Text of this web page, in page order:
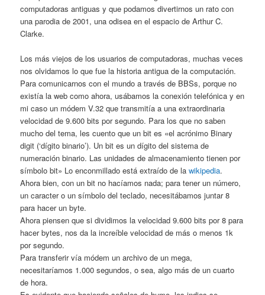
computadoras antiguas y que podamos divertirnos un rato con
una parodia de 2001, una odisea en el espacio de Arthur C.
Clarke.
Los más viejos de los usuarios de computadoras, muchas veces
nos olvidamos lo que fue la historia antigua de la computación.
Para comunicarnos con el mundo a través de BBSs, porque no
existía la web como ahora, usábamos la conexión telefónica y en
mi caso un módem V.32 que transmitía a una extraordinaria
velocidad de 9.600 bits por segundo. Para los que no saben
mucho del tema, les cuento que un bit es «el acrónimo Binary
digit (‘dígito binario’). Un bit es un dígito del sistema de
numeración binario. Las unidades de almacenamiento tienen por
símbolo bit» Lo enconmillado está extraído de lawikipedia.
Ahora bien, con un bit no hacíamos nada; para tener un número,
un caracter o un símbolo del teclado, necesitábamos juntar 8
para hacer un byte.
Ahora piensen que si dividimos la velocidad 9.600 bits por 8 para
hacer bytes, nos da la increíble velocidad de más o menos 1k
por segundo.
Para transferir vía módem un archivo de un mega,
necesitaríamos 1.000 segundos, o sea, algo más de un cuarto
de hora.